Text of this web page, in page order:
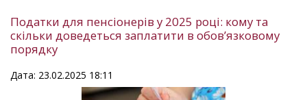
Податки для пенсіонерів у 2025 році: кому та
скільки доведеться заплатити в обов’язковому
порядку
Дата: 23.02.2025 18:11